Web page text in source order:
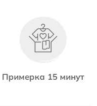
Примерка 15 минут